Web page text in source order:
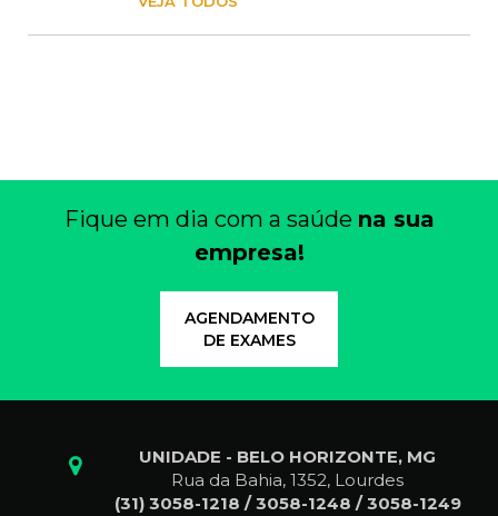
Fique em dia com a saúde na sua
empresa!
AGENDAMENTO
DE EXAMES
UNIDADE - BELO HORIZONTE, MG
Rua da Bahia, 1352, Lourdes
(31) 3058-1218 / 3058-1248 / 3058-1249